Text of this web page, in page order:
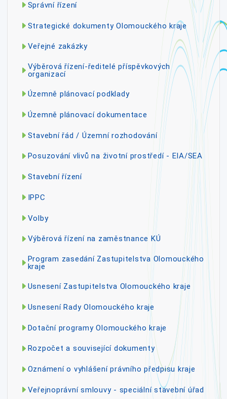
Správní řízení
Strategické dokumenty Olomouckého kraje
Veřejné zakázky
Výběrová řízení-ředitelé příspěvkových
organizací
Územně plánovací podklady
Územně plánovací dokumentace
Stavební řád / Územní rozhodování
Posuzování vlivů na životní prostředí - EIA/SEA
Stavební řízení
IPPC
Volby
Výběrová řízení na zaměstnance KÚ
Program zasedání Zastupitelstva Olomouckého
kraje
Usnesení Zastupitelstva Olomouckého kraje
Usnesení Rady Olomouckého kraje
Dotační programy Olomouckého kraje
Rozpočet a související dokumenty
Oznámení o vyhlášení právního předpisu kraje
Veřejnoprávní smlouvy - speciální stavební úřad